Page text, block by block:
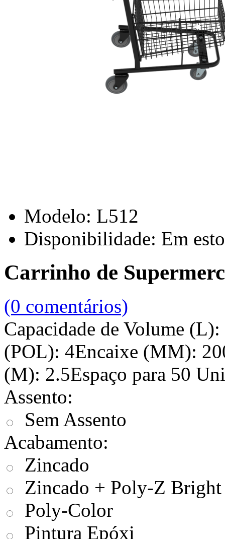
Modelo: L512
Disponibilidade: Em
Carrinho de
(0 comentários)
Capacidade de Volume
(POL): 4Encaixe (MM):
(M): 2.5Espaço para 50
Assento:
Sem Assento
Acabamento:
Zincado
Zincado + Poly-Z Bright
Poly-Color
Pintura Epóxi